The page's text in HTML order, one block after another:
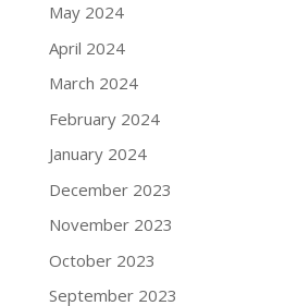
May 2024
April 2024
March 2024
February 2024
January 2024
December 2023
November 2023
October 2023
September 2023